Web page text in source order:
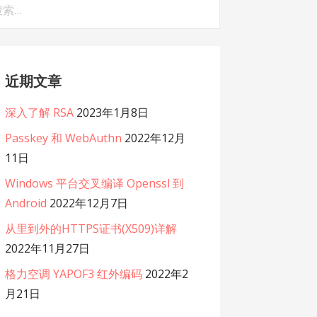
近期文章
深入了解 RSA 2023年1月8日
Passkey 和 WebAuthn 2022年12月
11日
Windows 平台交叉编译 Openssl 到
Android 2022年12月7日
从里到外的HTTPS证书(X509)详解
2022年11月27日
格力空调 YAPOF3 红外编码 2022年2
月21日